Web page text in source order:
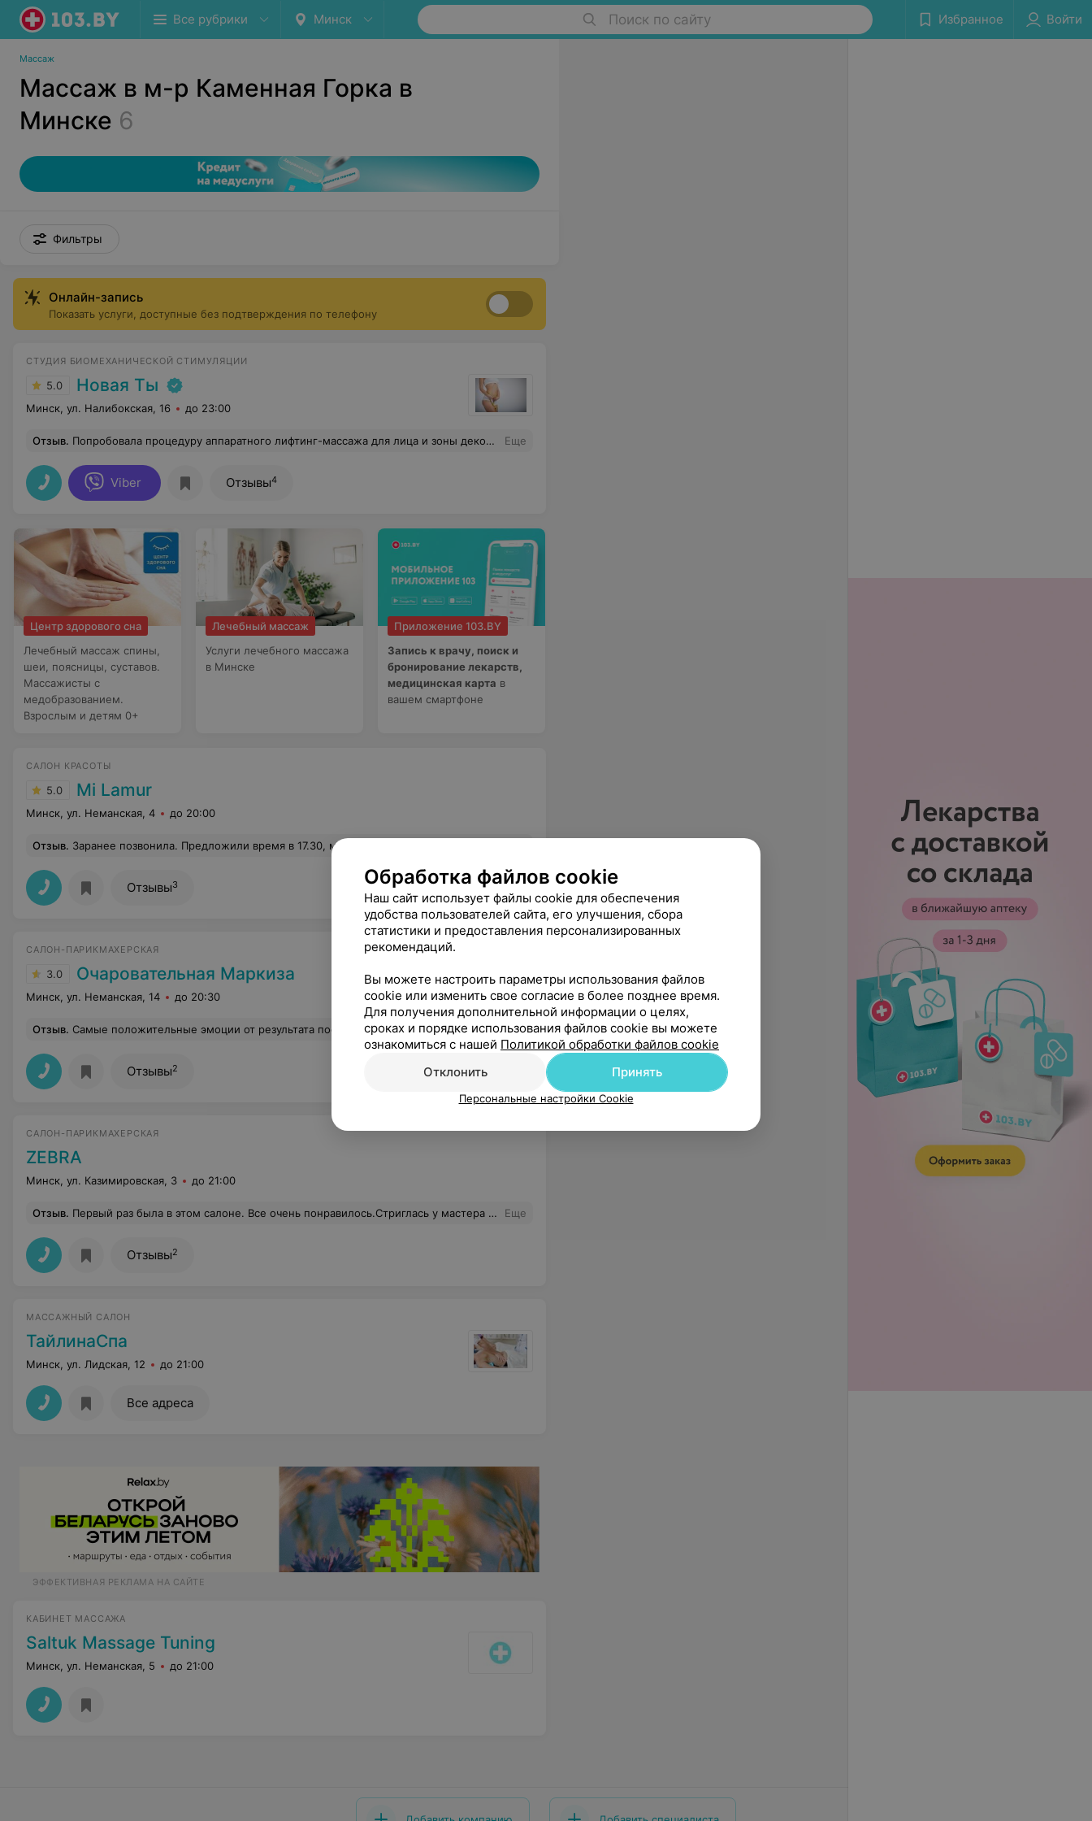
Все рубрики Минск Поиск по сайту Избранное Войти
Массаж
Массаж в м-р Каменная Горка в
Минске 6
Фильтры
Онлайн-запись
Показать услуги, доступные без подтверждения по телефону
СТУДИЯ БИОМЕХАНИЧЕСКОЙ СТИМУЛЯЦИИ
5.0 Новая Ты
Минск, ул. Налибокская, 16 до 23:00
Отзыв. Попробовала процедуру аппаратного лифтинг-массажа для лица и зоны декольте, осталась довольна результатом. Действительно после 1й процедуры уже можно оценить эффект. Еще
Viber Отзывы4
Центр здорового сна
Лечебный массаж спины,
шеи, поясницы, суставов.
Массажисты с
медобразованием.
Взрослым и детям 0+
Лечебный массаж
Услуги лечебного массажа
в Минске
Приложение 103.BY
Запись к врачу, поиск и
бронирование лекарств,
медицинская карта в
вашем смартфоне
САЛОН КРАСОТЫ
5.0 Mi Lamur
Минск, ул. Неманская, 4 до 20:00
Отзыв. Заранее позвонила. Предложили время в 17.30, меня это устроило.В 17.25 пришла в данное заведение. Администратора не было, только мастер и клиент. Ровно в 17.30 мастер не освободился, но ничего, у всех бывают заминки. И что вы думаете? 17.50, а я всё ещё жду, когда меня примут! Полное неуважение к клиенту. И это место называется салоном красоты? Обычная парикмахерская, где людей принимают по живой очереди. Для чего записывать, если время записи не имеет никакого значения? У меня на сегодня запланировано много дел, и из-за того, что мне пришлось ехать в Каменную Горку (да еще по такой погоде!), я потеряла своё драгоценное время! Книгу предложений и замечаний просить нет смысла, а так, благодаря отзывам на различных ресурсах, надеюсь люди будут обходить это место стороной. Жаль, что потраченного времени мне уже никто не вернёт. Никому не рекомендую.
Отзывы3
САЛОН-ПАРИКМАХЕРСКАЯ
3.0 Очаровательная Маркиза
Минск, ул. Неманская, 14 до 20:30
Отзыв. Самые положительные эмоции от результата после курса массажа лица. Алеся- прекрасный мастер! Еще
Отзывы2
САЛОН-ПАРИКМАХЕРСКАЯ
ZEBRA
Минск, ул. Казимировская, 3 до 21:00
Отзыв. Первый раз была в этом салоне. Все очень понравилось.Стриглась у мастера Дианы.Не знала, что хочу, но мастер посоветовала несколько вариантов. Стрижка получилась очень классной и стильной. Кардинально поменяла свой образ.Теперь буду ходить к Вам чаще. Спасибо! Еще
Отзывы2
МАССАЖНЫЙ САЛОН
ТайлинаСпа
Минск, ул. Лидская, 12 до 21:00
Все адреса
ЭФФЕКТИВНАЯ РЕКЛАМА НА САЙТЕ
КАБИНЕТ МАССАЖА
Saltuk Massage Tuning
Минск, ул. Неманская, 5 до 21:00
Обработка файлов cookie
Наш сайт использует файлы cookie для обеспечения
удобства пользователей сайта, его улучшения, сбора
статистики и предоставления персонализированных
рекомендаций.
Вы можете настроить параметры использования файлов
cookie или изменить свое согласие в более позднее время.
Для получения дополнительной информации о целях,
сроках и порядке использования файлов cookie вы можете
ознакомиться с нашей Политикой обработки файлов cookie
Отклонить
Принять
Персональные настройки Cookie